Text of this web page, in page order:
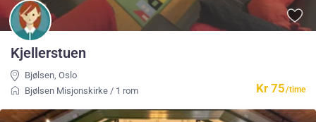
Kr 75/time
Kjellerstuen
Bjølsen ,Oslo
Bjølsen Misjonskirke / 1 rom